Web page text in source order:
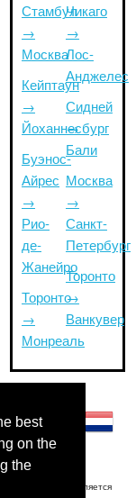
best
on the
the
Стамбул
→
Москва
Кейптаун
→
Йоханнесбург
Буэнос-
Айрес
→
Рио-
де-
Жанейро
Торонто
→
Монреаль
Чикаго
→
Лос-
Анджелес
Сидней
→
Бали
Москва
→
Санкт-
Петербург
Торонто
→
Ванкувер
на этом сайте, является